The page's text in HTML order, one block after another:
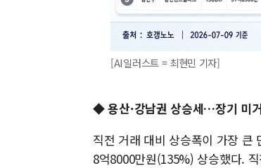
[AI일러스트 = 최현민 기자]
◆ 용산·강남권 상승세…장기 미
직전 거래 대비 상승폭이 가장 큰
8억8000만원(135%) 상승했다.